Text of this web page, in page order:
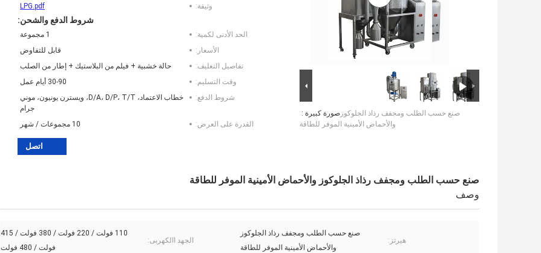
صورة كبيرة : صنع حسب الطلب ومجفف رذاذ الجلوكوز
والأحماض الأمينية الموفر للطاقة
وثيقة:
LPG.pdf
شروط الدفع والشحن:
الحد الأدنى لكمية:
1 مجموعة
الأسعار:
قابل للتفاوض
تفاصيل التغليف:
حالة خشبية + فيلم من البلاستيك + إطار من الصلب
وقت التسليم:
30-90 أيام عمل
شروط الدفع:
خطاب الاعتماد، D/A، D/P، T/T، ويسترن يونيون، موني
جرام
القدرة على العرض:
10 مجموعات / شهر
اتصل
صنع حسب الطلب ومجفف رذاذ الجلوكوز والأحماض الأمينية الموفر للطاقة
وصف
هيرتز:
صنع حسب الطلب ومجفف رذاذ الجلوكوز
والأحماض الأمينية الموفر للطاقة
الجهد االكهربى:
110 فولت / 220 فولت / 380 فولت / 415
فولت / 480 فولت